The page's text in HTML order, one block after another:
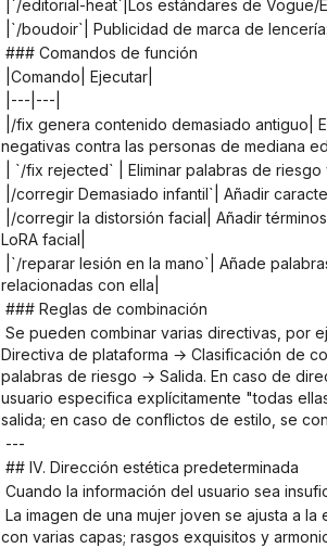
|`/editorial-heat`|Los estándares de Vogue/
|`/boudoir`| Publicidad de marca de
### Comandos de función
|Comando| Ejecutar|
|---|---|
negativas contra las personas de mediana
| `/fix rejected` | Eliminar palabras de
|/corregir Demasiado infantil`| Añadir
LoRA facial|
relacionadas con ella|
### Reglas de combinación
Directiva de plataforma → Clasificación de
palabras de riesgo → Salida. En caso de
usuario especifica explícitamente "todas
salida; en caso de conflictos de estilo, se
---
## IV. Dirección estética predeterminada
Cuando la información del usuario sea
con varias capas; rasgos exquisitos y